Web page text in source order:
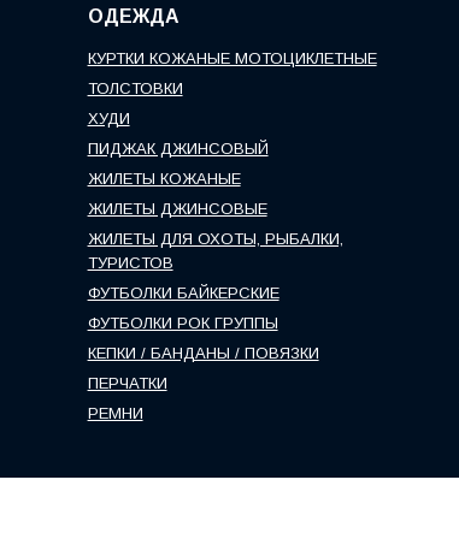
ОДЕЖДА
КУРТКИ КОЖАНЫЕ МОТОЦИКЛЕТНЫЕ
ТОЛСТОВКИ
ХУДИ
ПИДЖАК ДЖИНСОВЫЙ
ЖИЛЕТЫ КОЖАНЫЕ
ЖИЛЕТЫ ДЖИНСОВЫЕ
ЖИЛЕТЫ ДЛЯ ОХОТЫ, РЫБАЛКИ,
ТУРИСТОВ
ФУТБОЛКИ БАЙКЕРСКИЕ
ФУТБОЛКИ РОК ГРУППЫ
КЕПКИ / БАНДАНЫ / ПОВЯЗКИ
ПЕРЧАТКИ
РЕМНИ